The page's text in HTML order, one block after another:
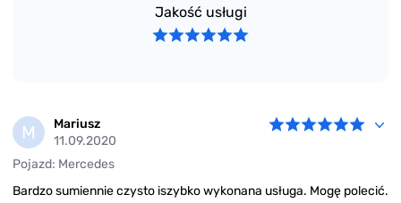
Jakość usługi
M
Mariusz
11.09.2020
Pojazd: Mercedes
Bardzo sumiennie czysto iszybko wykonana usługa. Mogę polecić.